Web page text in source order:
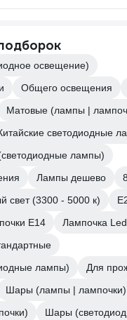
освещение)
Общего освещения
Матовые (лампы |
светодиодные
лампы)
Лампы дешево
свет (3300 - 5000 к)
E14
Лампочка
лампы)
Для
Шары (лампы | лампочки)
Шары